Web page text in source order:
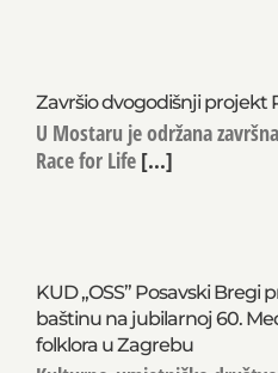
Završio dvogodišnji projekt
U Mostaru je održana
KUD „OSS” Posavski Bregi
baštinu na jubilarnoj 60.